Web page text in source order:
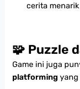
cerita menarik
🧩 Puzzle
Game ini juga
platforming yang